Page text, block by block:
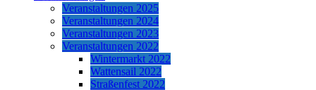
Veranstaltungen 2025
Veranstaltungen 2024
Veranstaltungen 2023
Veranstaltungen 2022
Wintermarkt 2022
Wattensail 2022
Straßenfest 2022